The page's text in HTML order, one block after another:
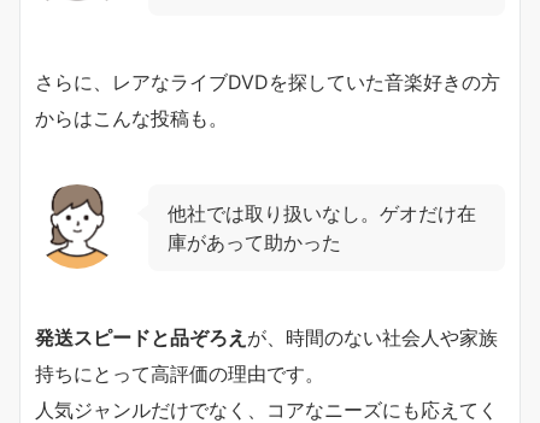
さらに、レアなライブDVDを探していた音楽好きの方
からはこんな投稿も。
他社では取り扱いなし。ゲオだけ在
庫があって助かった
発送スピードと品ぞろえ が、時間のない社会人や家族
持ちにとって高評価の理由です。
人気ジャンルだけでなく、コアなニーズにも応えてく